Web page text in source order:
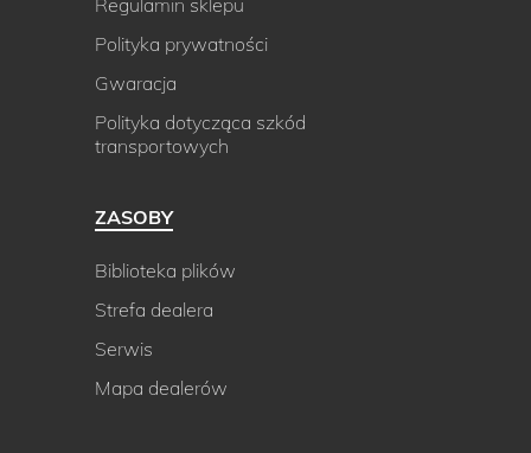
Polityka prywatności
Gwaracja
Polityka dotycząca szkód
transportowych
ZASOBY
Biblioteka plików
Strefa dealera
Serwis
Mapa dealerów